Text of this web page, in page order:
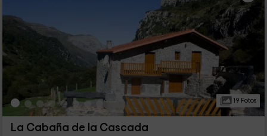
19 Fotos
La Cabaña de la Cascada